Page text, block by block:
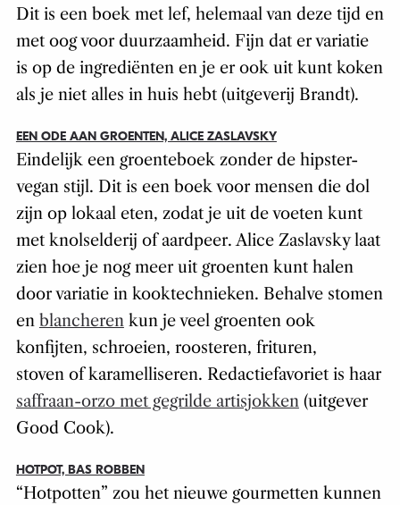
Dit is een boek met lef, helemaal van deze tijd en
met oog voor duurzaamheid. Fijn dat er variatie
is op de ingrediënten en je er ook uit kunt koken
als je niet alles in huis hebt (uitgeverij Brandt).
EEN ODE AAN GROENTEN, ALICE ZASLAVSKY
Eindelijk een groenteboek zonder de hipster-
vegan stijl. Dit is een boek voor mensen die dol
zijn op lokaal eten, zodat je uit de voeten kunt
met knolselderij of aardpeer. Alice Zaslavsky laat
zien hoe je nog meer uit groenten kunt halen
door variatie in kooktechnieken. Behalve stomen
en blancherenkun je veel groenten ook
konfijten, schroeien, roosteren, frituren,
stoven of karamelliseren. Redactiefavoriet is haar
saffraan-orzo met gegrilde artisjokken(uitgever
Good Cook).
HOTPOT, BAS ROBBEN
“Hotpotten” zou het nieuwe gourmetten kunnen